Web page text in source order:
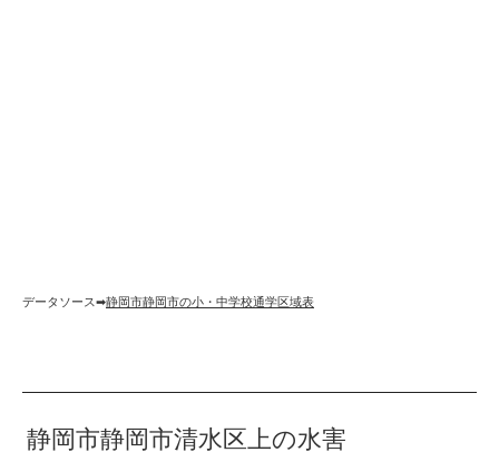
データソース➡︎静岡市静岡市の小・中学校通学区域表
静岡市静岡市清水区上の水害